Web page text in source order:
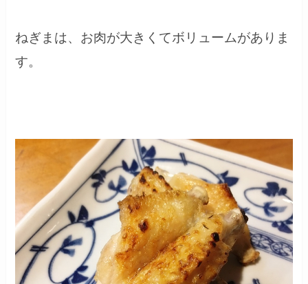
ねぎまは、お肉が大きくてボリュームがありま
す。